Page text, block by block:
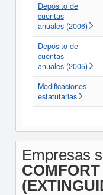
Depósito de
cuentas
anuales (2006)
Depósito de
cuentas
anuales (2005)
Modificaciones
estatutarias
Empresas